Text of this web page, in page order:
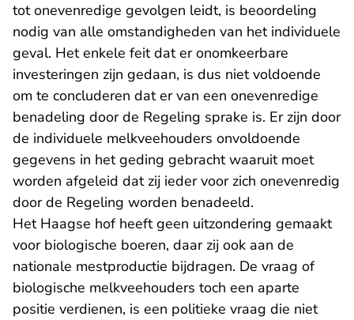
tot onevenredige gevolgen leidt, is beoordeling
nodig van alle omstandigheden van het individuele
geval. Het enkele feit dat er onomkeerbare
investeringen zijn gedaan, is dus niet voldoende
om te concluderen dat er van een onevenredige
benadeling door de Regeling sprake is. Er zijn door
de individuele melkveehouders onvoldoende
gegevens in het geding gebracht waaruit moet
worden afgeleid dat zij ieder voor zich onevenredig
door de Regeling worden benadeeld.
Het Haagse hof heeft geen uitzondering gemaakt
voor biologische boeren, daar zij ook aan de
nationale mestproductie bijdragen. De vraag of
biologische melkveehouders toch een aparte
positie verdienen, is een politieke vraag die niet